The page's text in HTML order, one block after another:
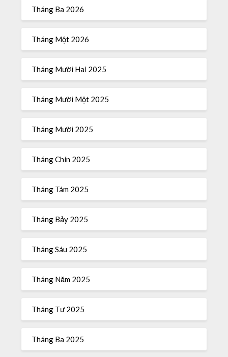
Tháng Ba 2026
Tháng Một 2026
Tháng Mười Hai 2025
Tháng Mười Một 2025
Tháng Mười 2025
Tháng Chín 2025
Tháng Tám 2025
Tháng Bảy 2025
Tháng Sáu 2025
Tháng Năm 2025
Tháng Tư 2025
Tháng Ba 2025